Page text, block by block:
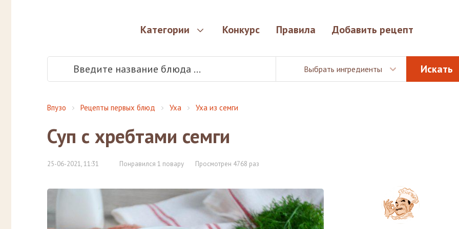
Категории Конкурс Правила Добавить рецепт
Выбрать ингредиенты
Впузо Рецепты первых блюд Уха Уха из семги
Суп с хребтами семги
25-06-2021, 11:31 Понравился 1 повару Просмотрен 4768 раз